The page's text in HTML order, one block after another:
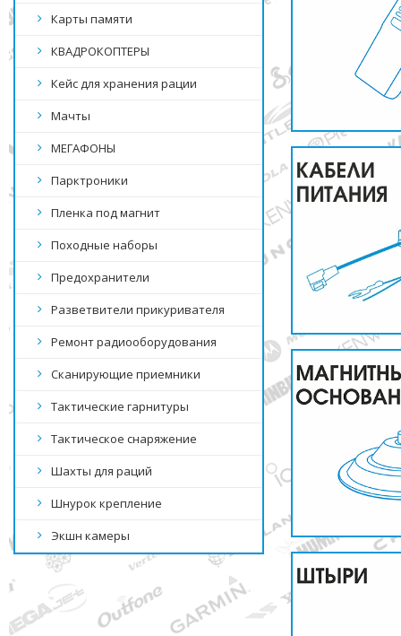
Карты памяти
КВАДРОКОПТЕРЫ
Кейс для хранения рации
Мачты
МЕГАФОНЫ
Парктроники
Пленка под магнит
Походные наборы
Предохранители
Разветвители прикуривателя
Ремонт радиооборудования
Сканирующие приемники
Тактические гарнитуры
Тактическое снаряжение
Шахты для раций
Шнурок крепление
Экшн камеры